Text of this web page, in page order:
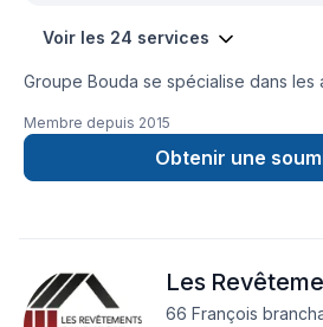
Voir les 24 services
Groupe Bouda se spécialise dans les
projets clé en main.Notre équipe
étape : conception, gestion,
travaux.Nous offrons un service
Membre depuis 2015
Obtenir une
Les
66 François